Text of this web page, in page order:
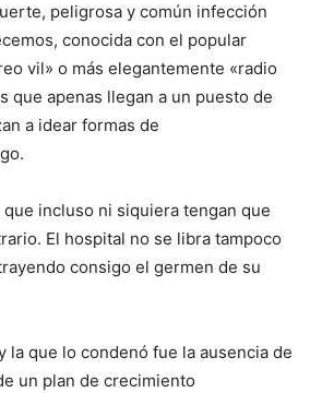
peligrosa y común infección
conocida con el popular
vil» o más elegantemente «radio
que apenas llegan a un puesto de
a idear formas de
incluso ni siquiera tengan que
El hospital no se libra tampoco
consigo el germen de su
la que lo condenó fue la ausencia de
un plan de crecimiento